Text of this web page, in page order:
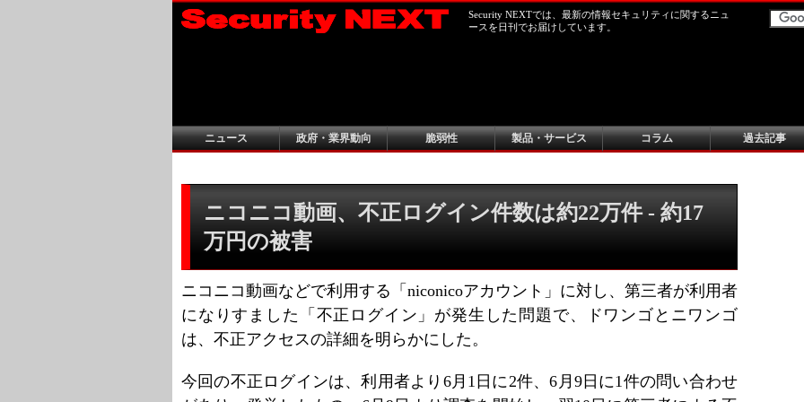
Security NEXTでは、最新の情報セキュリティに関するニュ
ースを日刊でお届けしています。
ニュース 政府・業界動向 脆弱性 製品・サービス コラム 過去記事
ニコニコ動画、不正ログイン件数は約22万件 - 約17
万円の被害
ニコニコ動画などで利用する「niconicoアカウント」に対し、第三者が利用者
になりすました「不正ログイン」が発生した問題で、ドワンゴとニワンゴ
は、不正アクセスの詳細を明らかにした。
今回の不正ログインは、利用者より6月1日に2件、6月9日に1件の問い合わせ